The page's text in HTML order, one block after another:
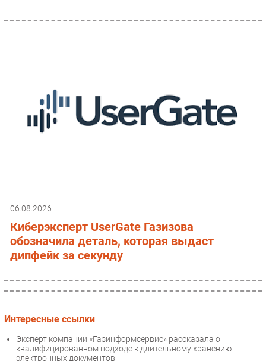
06.08.2026
Киберэксперт UserGate Газизова
обозначила деталь, которая выдаст
дипфейк за секунду
Интересные ссылки
Эксперт компании «Газинформсервис» рассказала о
квалифицированном подходе к длительному хранению
электронных документов